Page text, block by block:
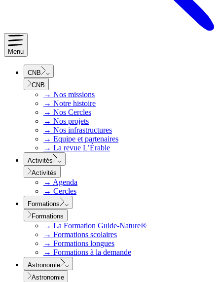
Menu
CNB
CNB
→ Nos missions
→ Notre histoire
→ Nos Cercles
→ Nos projets
→ Nos infrastructures
→ Equipe et partenaires
→ La revue L’Érable
Activités
Activités
→ Agenda
→ Cercles
Formations
Formations
→ La Formation Guide-Nature®
→ Formations scolaires
→ Formations longues
→ Formations à la demande
Astronomie
Astronomie